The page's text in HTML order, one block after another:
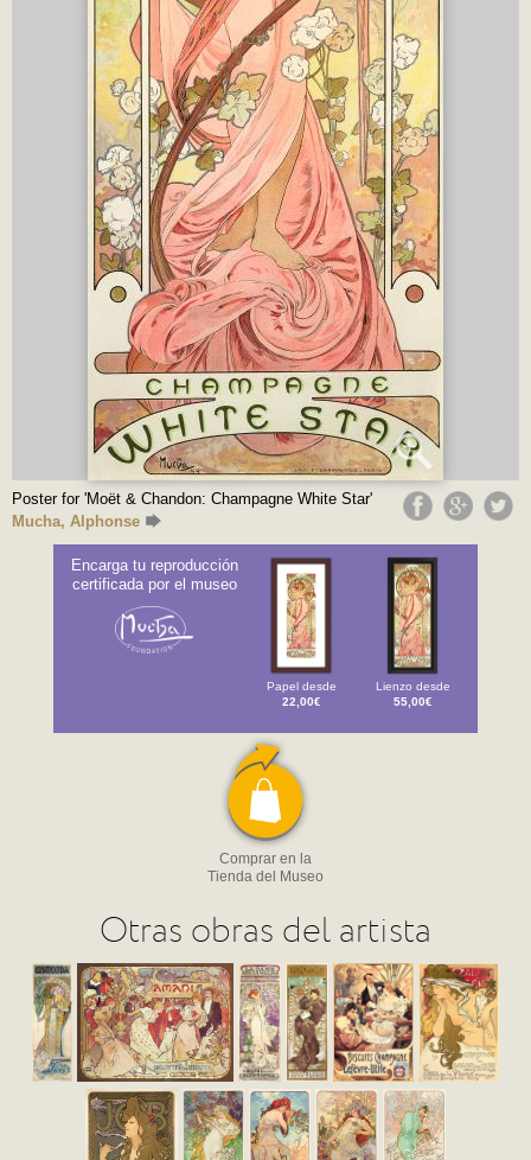
Poster for 'Moët & Chandon: Champagne White Star'
Mucha, Alphonse
Encarga tu reproducción
certificada por el museo
Papel desde
22,00€
Lienzo desde
55,00€
Comprar en la
Tienda del Museo
Otras obras del artista